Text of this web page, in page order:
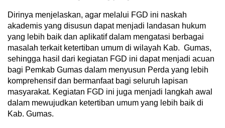
Dirinya menjelaskan, agar melalui FGD ini naskah
akademis yang disusun dapat menjadi landasan hukum
yang lebih baik dan aplikatif dalam mengatasi berbagai
masalah terkait ketertiban umum di wilayah Kab. Gumas,
sehingga hasil dari kegiatan FGD ini dapat menjadi acuan
bagi Pemkab Gumas dalam menyusun Perda yang lebih
komprehensif dan bermanfaat bagi seluruh lapisan
masyarakat. Kegiatan FGD ini juga menjadi langkah awal
dalam mewujudkan ketertiban umum yang lebih baik di
Kab. Gumas.